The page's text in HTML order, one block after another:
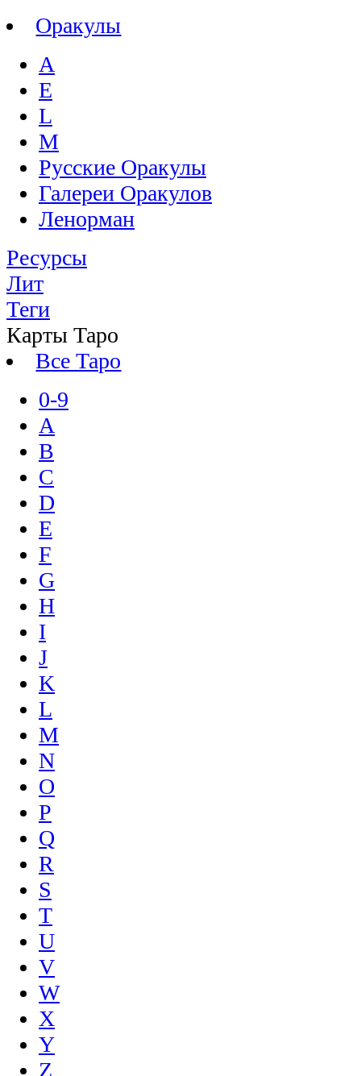
Оракулы
A
E
L
M
Русские Оракулы
Галереи Оракулов
Ленорман
Ресурсы
Лит
Теги
Карты Таро
Все Таро
0-9
A
B
C
D
E
F
G
H
I
J
K
L
M
N
O
P
Q
R
S
T
U
V
W
X
Y
Z